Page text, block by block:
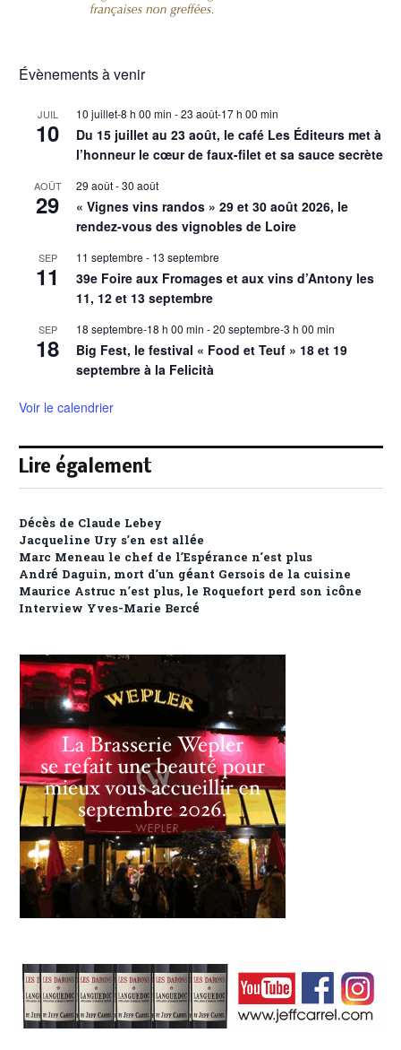
Évènements à venir
JUIL
10
10 juillet-8 h 00 min -23 août-17 h 00 min
Du 15 juillet au 23 août, le café Les Éditeurs met à
l’honneur le cœur de faux-filet et sa sauce secrète
AOÛT
29
29 août-30 août
« Vignes vins randos » 29 et 30 août 2026, le
rendez-vous des vignobles de Loire
SEP
11
11 septembre - 13 septembre
39e Foire aux Fromages et aux vins d’Antony les
11, 12 et 13 septembre
SEP
18
18 septembre-18 h 00 min -20 septembre-3 h 00 min
Big Fest, le festival « Food et Teuf » 18 et 19
septembre à la Felicità
Voir le calendrier
Lire également
Décès de Claude Lebey
Jacqueline Ury s’en est allée
Marc Meneau le chef de l’Espérance n’est plus
André Daguin, mort d’un géant Gersois de la cuisine
Maurice Astruc n’est plus, le Roquefort perd son icône
Interview Yves-Marie Bercé